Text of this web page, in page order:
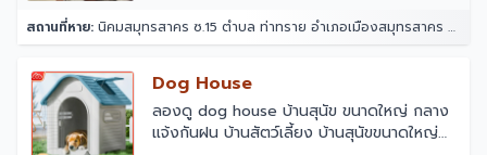
สถานที่หาย: นิคมสมุทรสาคร ซ.15 ตำบล ท่าทราย อำเภอเมืองสมุทรสาคร สมุทรสาคร 74000
Dog House
ลองดู dog house บ้านสุนัข ขนาดใหญ่ กลาง
แจ้งกันฝน บ้านสัตว์เลี้ยง บ้านสุนัขขนาดใหญ่